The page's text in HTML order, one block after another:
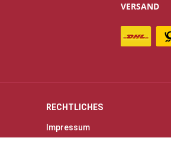
VERSAND
RECHTLICHES
Impressum